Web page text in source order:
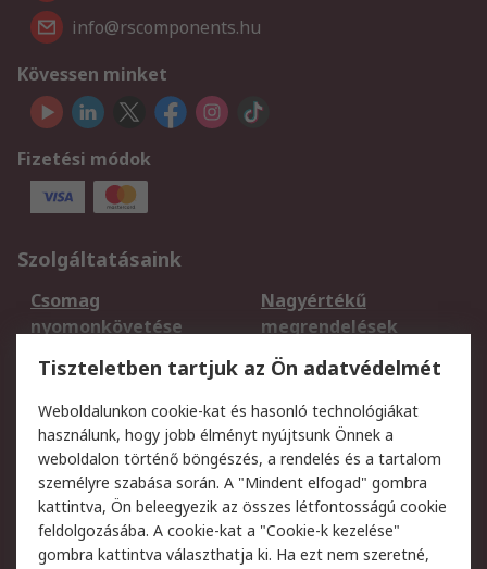
info@rscomponents.hu
Kövessen minket
Fizetési módok
Szolgáltatásaink
Csomag
nyomonkövetése
Nagyértékű
megrendelések
Regisztráció
Szállítás
Termékvisszaküldés
Szolgáltatások
Jogi
Adatvédelmi
szabályzat
Az RS értékesítési
feltételei
Tiszteletben tartjuk az Ön adatvédelmét
Weboldalunkon cookie-kat és hasonló technológiákat
használunk, hogy jobb élményt nyújtsunk Önnek a
weboldalon történő böngészés, a rendelés és a tartalom
személyre szabása során. A "Mindent elfogad" gombra
kattintva, Ön beleegyezik az összes létfontosságú cookie
feldolgozásába. A cookie-kat a "Cookie-k kezelése"
gombra kattintva választhatja ki. Ha ezt nem szeretné,